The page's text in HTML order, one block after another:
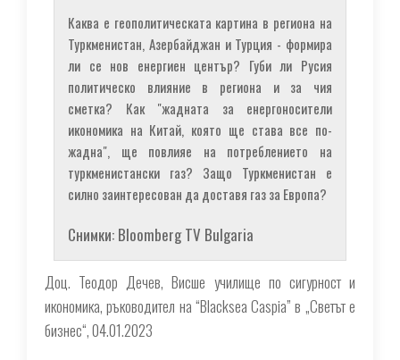
Каква е геополитическата картина в региона на
Туркменистан, Азербайджан и Турция - формира
ли се нов енергиен център? Губи ли Русия
политическо влияние в региона и за чия
сметка? Как "жадната за енергоносители
икономика на Китай, която ще става все по-
жадна", ще повлияе на потреблението на
туркменистански газ? Защо Туркменистан е
силно заинтересован да доставя газ за Европа?
Снимки: Bloomberg TV Bulgaria
Доц. Теодор Дечев, Висше училище по сигурност и
икономика, ръководител на “Blacksea Caspia” в „Светът е
бизнес“, 04.01.2023